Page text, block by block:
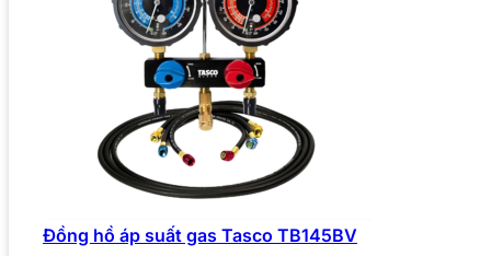
Đồng hồ áp suất gas Tasco TB145BV